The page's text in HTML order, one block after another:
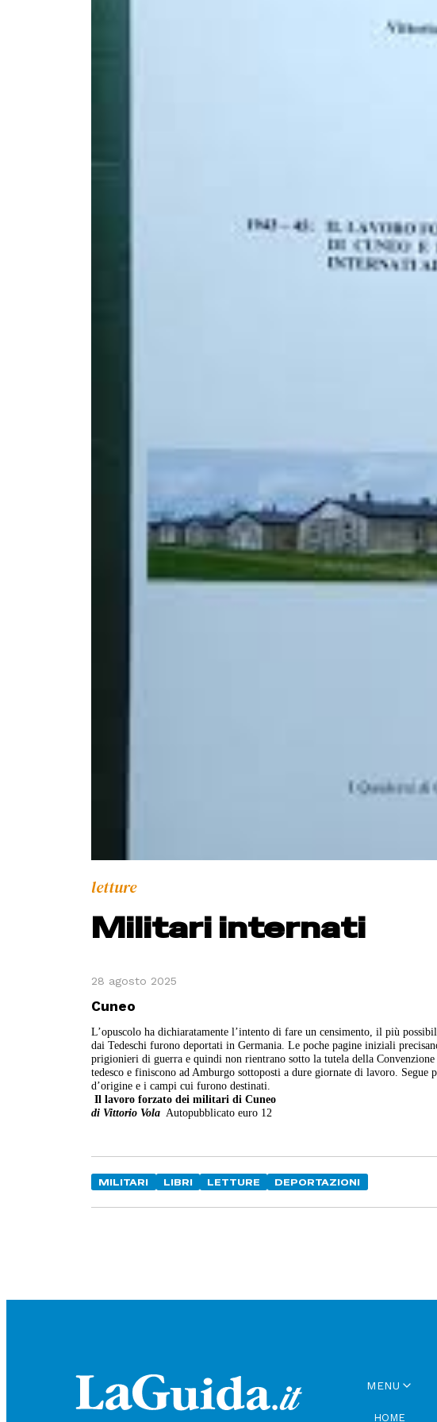
letture
Militari internati
28 agosto 2025
Cuneo
L’opuscolo ha dichiaratamente l’intento di fare un censimento, il più
dai Tedeschi furono deportati in Germania. Le poche pagine iniziali
prigionieri di guerra e quindi non rientrano sotto la tutela della
tedesco e finiscono ad Amburgo sottoposti a dure giornate di lavoro.
d’origine e i campi cui furono destinati.
Il lavoro forzato dei militari di Cuneo
di Vittorio Vola Autopubblicato euro 12
MILITARI LIBRI LETTURE DEPORTAZIONI
MENU
HOME